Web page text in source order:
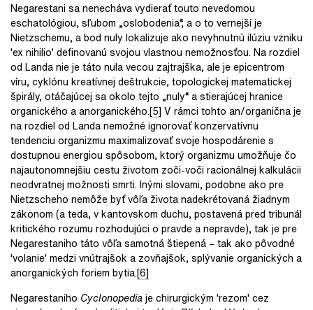
Negarestani sa nenecháva vydierať touto nevedomou
eschatológiou, sľubom „oslobodenia“, a o to vernejší je
Nietzschemu, a bod nuly lokalizuje ako nevyhnutnú ilúziu vzniku
'ex nihilio' definovanú svojou vlastnou nemožnosťou. Na rozdiel
od Landa nie je táto nula vecou zajtrajška, ale je epicentrom
víru, cyklónu kreatívnej deštrukcie, topologickej matematickej
špirály, otáčajúcej sa okolo tejto „nuly“ a stierajúcej hranice
organického a anorganického.[5] V rámci tohto an/organična je
na rozdiel od Landa nemožné ignorovať konzervatívnu
tendenciu organizmu maximalizovať svoje hospodárenie s
dostupnou energiou spôsobom, ktorý organizmu umožňuje čo
najautonomnejšiu cestu životom zoči-voči racionálnej kalkulácii
neodvratnej možnosti smrti. Inými slovami, podobne ako pre
Nietzscheho nemôže byť vôľa života nadekrétovaná žiadnym
zákonom (a teda, v kantovskom duchu, postavená pred tribunál
kritického rozumu rozhodujúci o pravde a nepravde), tak je pre
Negarestaniho táto vôľa samotná štiepená – tak ako pôvodné
'volanie' medzi vnútrajšok a zovňajšok, splývanie organických a
anorganických foriem bytia.[6]
Negarestaniho Cyclonopediaje chirurgickým 'rezom' cez